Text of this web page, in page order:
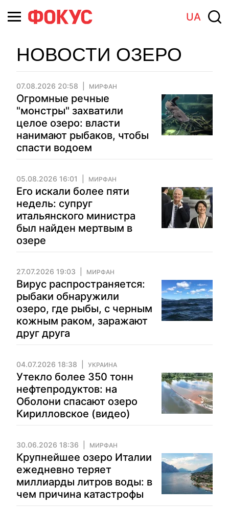
UA
НОВОСТИ ОЗЕРО
07.08.2026 20:58 МИРФАН
Огромные речные
"монстры" захватили
целое озеро: власти
нанимают рыбаков, чтобы
спасти водоем
05.08.2026 16:01 МИРФАН
Его искали более пяти
недель: супруг
итальянского министра
был найден мертвым в
озере
27.07.2026 19:03 МИРФАН
Вирус распространяется:
рыбаки обнаружили
озеро, где рыбы, с черным
кожным раком, заражают
друг друга
04.07.2026 18:38 УКРАИНА
Утекло более 350 тонн
нефтепродуктов: на
Оболони спасают озеро
Кирилловское (видео)
30.06.2026 18:36 МИРФАН
Крупнейшее озеро Италии
ежедневно теряет
миллиарды литров воды: в
чем причина катастрофы